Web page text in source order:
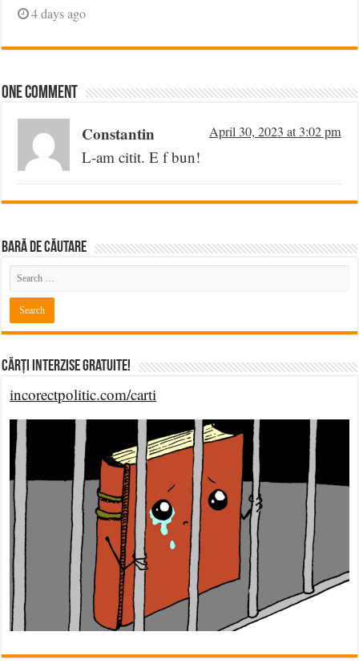
4 days ago
One comment
Constantin April 30, 2023 at 3:02 pm
L-am citit. E f bun!
BARĂ DE CĂUTARE
Cărți Interzise Gratuite!
incorectpolitic.com/carti